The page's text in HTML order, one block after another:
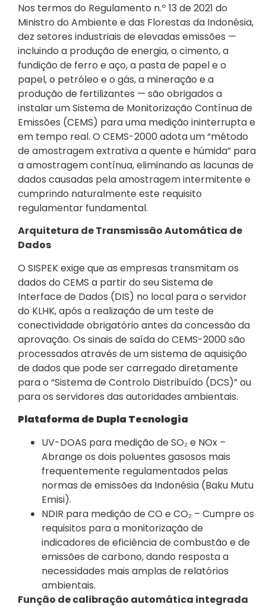
Nos termos do Regulamento n.º 13 de 2021 do
Ministro do Ambiente e das Florestas da Indonésia,
dez setores industriais de elevadas emissões —
incluindo a produção de energia, o cimento, a
fundição de ferro e aço, a pasta de papel e o
papel, o petróleo e o gás, a mineração e a
produção de fertilizantes — são obrigados a
instalar um Sistema de Monitorização Contínua de
Emissões (CEMS) para uma medição ininterrupta e
em tempo real. O CEMS-2000 adota um “método
de amostragem extrativa a quente e húmida” para
a amostragem contínua, eliminando as lacunas de
dados causadas pela amostragem intermitente e
cumprindo naturalmente este requisito
regulamentar fundamental.
Arquitetura de Transmissão Automática de
Dados
O SISPEK exige que as empresas transmitam os
dados do CEMS a partir do seu Sistema de
Interface de Dados (DIS) no local para o servidor
do KLHK, após a realização de um teste de
conectividade obrigatório antes da concessão da
aprovação. Os sinais de saída do CEMS-2000 são
processados através de um sistema de aquisição
de dados que pode ser carregado diretamente
para o “Sistema de Controlo Distribuído (DCS)” ou
para os servidores das autoridades ambientais.
Plataforma de Dupla Tecnologia
UV-DOAS para medição de SO₂ e NOx –
Abrange os dois poluentes gasosos mais
frequentemente regulamentados pelas
normas de emissões da Indonésia (Baku Mutu
Emisi).
NDIR para medição de CO e CO₂ – Cumpre os
requisitos para a monitorização de
indicadores de eficiência de combustão e de
emissões de carbono, dando resposta a
necessidades mais amplas de relatórios
ambientais.
Função de calibração automática integrada